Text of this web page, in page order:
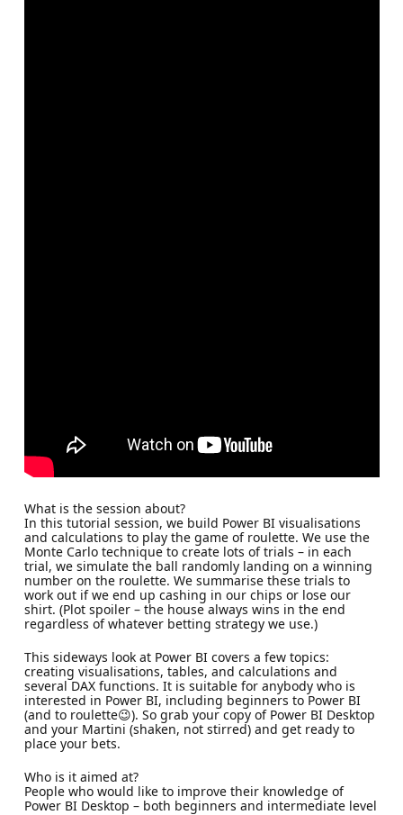
What is the session about?
In this tutorial session, we build Power BI visualisations
and calculations to play the game of roulette. We use the
Monte Carlo technique to create lots of trials – in each
trial, we simulate the ball randomly landing on a winning
number on the roulette. We summarise these trials to
work out if we end up cashing in our chips or lose our
shirt. (Plot spoiler – the house always wins in the end
regardless of whatever betting strategy we use.)
This sideways look at Power BI covers a few topics:
creating visualisations, tables, and calculations and
several DAX functions. It is suitable for anybody who is
interested in Power BI, including beginners to Power BI
(and to roulette😉). So grab your copy of Power BI Desktop
and your Martini (shaken, not stirred) and get ready to
place your bets.
Who is it aimed at?
People who would like to improve their knowledge of
Power BI Desktop – both beginners and intermediate level